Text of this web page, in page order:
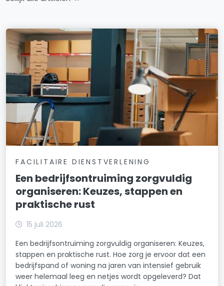
FACILITAIRE DIENSTVERLENING
Een bedrijfsontruiming zorgvuldig
organiseren: Keuzes, stappen en
praktische rust
15 juli 2026
Een bedrijfsontruiming zorgvuldig organiseren: Keuzes,
stappen en praktische rust. Hoe zorg je ervoor dat een
bedrijfspand of woning na jaren van intensief gebruik
weer helemaal leeg en netjes wordt opgeleverd? Dat